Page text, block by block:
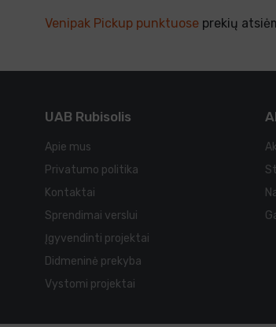
Venipak Pickup punktuose prekių
UAB Rubisolis
Apie mus
Privatumo politika
Kontaktai
Sprendimai verslui
Įgyvendinti projektai
Didmeninė prekyba
Vystomi projektai